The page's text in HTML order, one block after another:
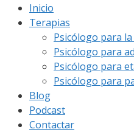
Inicio
Terapias
Psicólogo para
Psicólogo para
Psicólogo para
Psicólogo para
Blog
Podcast
Contactar